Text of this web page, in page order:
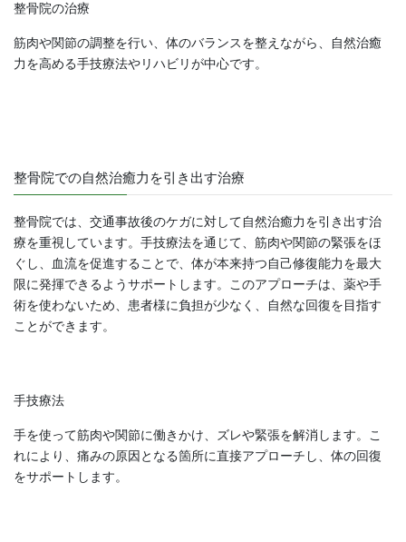
整骨院の治療
筋肉や関節の調整を行い、体のバランスを整えながら、自然治癒
力を高める手技療法やリハビリが中心です。
整骨院での自然治癒力を引き出す治療
整骨院では、交通事故後のケガに対して自然治癒力を引き出す治
療を重視しています。手技療法を通じて、筋肉や関節の緊張をほ
ぐし、血流を促進することで、体が本来持つ自己修復能力を最大
限に発揮できるようサポートします。このアプローチは、薬や手
術を使わないため、患者様に負担が少なく、自然な回復を目指す
ことができます。
手技療法
手を使って筋肉や関節に働きかけ、ズレや緊張を解消します。こ
れにより、痛みの原因となる箇所に直接アプローチし、体の回復
をサポートします。